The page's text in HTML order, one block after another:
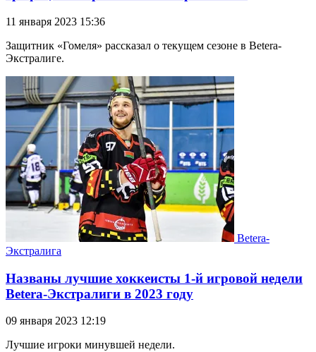
11 января 2023 15:36
Защитник «Гомеля» рассказал о текущем сезоне в Betera-
Экстралиге.
Betera-
Экстралига
Названы лучшие хоккеисты 1-й игровой недели
Betera-Экстралиги в 2023 году
09 января 2023 12:19
Лучшие игроки минувшей недели.